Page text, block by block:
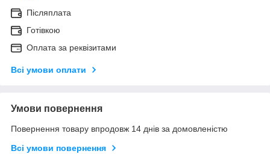
Післяплата
Готівкою
Оплата за реквізитами
Всі умови оплати
Умови повернення
Повернення товару впродовж 14 днів за домовленістю
Всі умови повернення